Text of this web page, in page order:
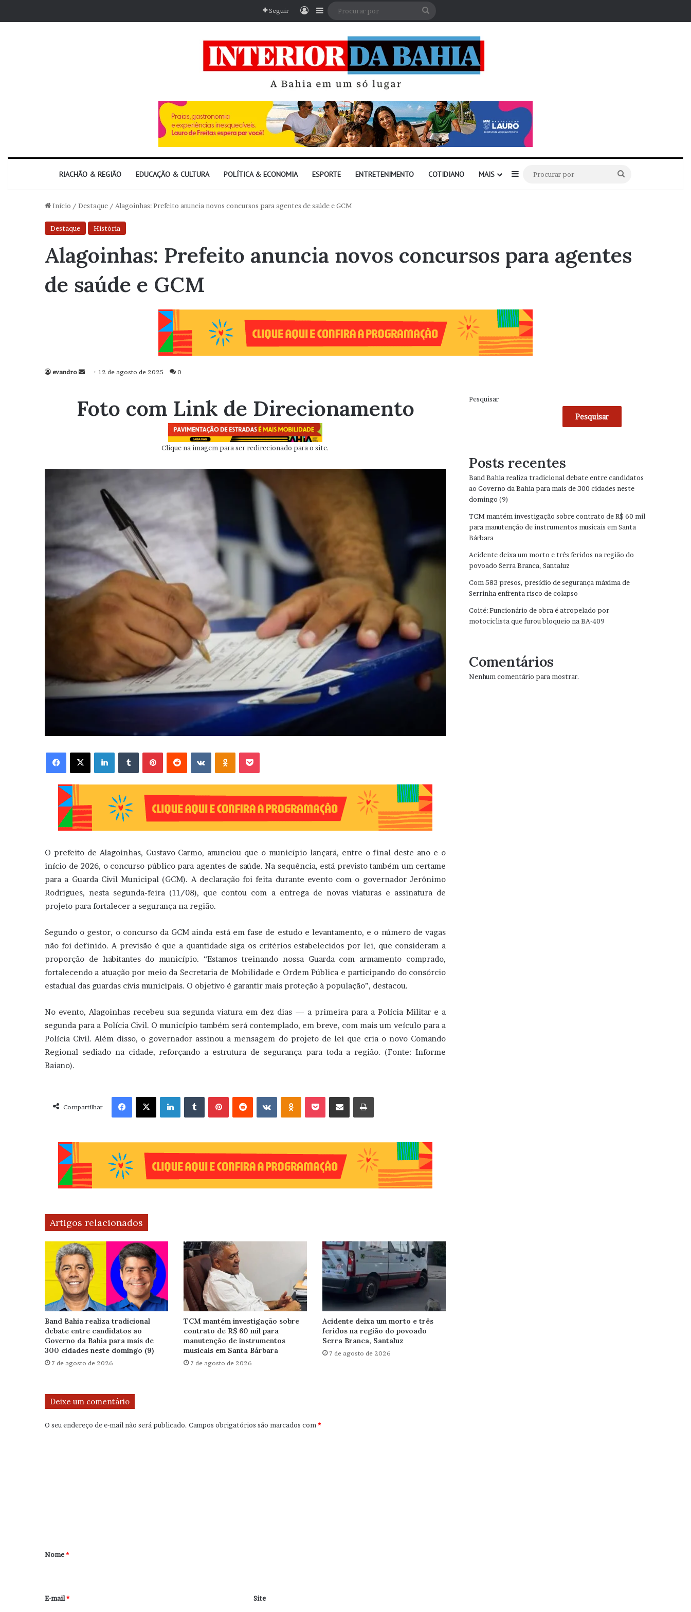
Seguir EntrarBarra Lateral
RIACHÃO & REGIÃO EDUCAÇÃO & CULTURA POLÍTICA & ECONOMIA ESPORTE ENTRETENIMENTO COTIDIANO MAIS Barra Lateral
por
Início / Destaque / Alagoinhas: Prefeito anuncia novos concursos para agentes de saúde e GCM
Destaque História
Alagoinhas: Prefeito anuncia novos concursos para agentes
de saúde e GCM
evandro
Mande
mail
12 de agosto de 2025 0
Foto com Link de Direcionamento
Clique na imagem para ser redirecionado para o site.
Facebook X Linkedin VK OK
O prefeito de Alagoinhas, Gustavo Carmo, anunciou que o município lançará, entre o final deste ano e o
início de 2026, o concurso público para agentes de saúde. Na sequência, está previsto também um certame
para a Guarda Civil Municipal (GCM). A declaração foi feita durante evento com o governador Jerônimo
Rodrigues, nesta segunda-feira (11/08), que contou com a entrega de novas viaturas e assinatura de
projeto para fortalecer a segurança na região.
Segundo o gestor, o concurso da GCM ainda está em fase de estudo e levantamento, e o número de vagas
não foi definido. A previsão é que a quantidade siga os critérios estabelecidos por lei, que consideram a
proporção de habitantes do município. “Estamos treinando nossa Guarda com armamento comprado,
fortalecendo a atuação por meio da Secretaria de Mobilidade e Ordem Pública e participando do consórcio
estadual das guardas civis municipais. O objetivo é garantir mais proteção à população”, destacou.
No evento, Alagoinhas recebeu sua segunda viatura em dez dias — a primeira para a Polícia Militar e a
segunda para a Polícia Civil. O município também será contemplado, em breve, com mais um veículo para a
Polícia Civil. Além disso, o governador assinou a mensagem do projeto de lei que cria o novo Comando
Regional sediado na cidade, reforçando a estrutura de segurança para toda a região. (Fonte: Informe
Baiano).
Compartilhar
Facebook X Linkedin VK OK
Artigos relacionados
Band Bahia realiza tradicional
debate entre candidatos ao
Governo da Bahia para mais de
300 cidades neste domingo (9)
7 de agosto de 2026
TCM mantém investigação sobre
contrato de R$ 60 mil para
manutenção de instrumentos
musicais em Santa Bárbara
7 de agosto de 2026
Acidente deixa um morto e três
feridos na região do povoado
Serra Branca, Santaluz
7 de agosto de 2026
Deixe um comentário
O seu endereço de e-mail não será publicado. Campos obrigatórios são marcados com *
r
*
Nome*
E-mail* Site
Pesquisar
Pesquisar
Posts recentes
Band Bahia realiza tradicional debate entre candidatos
ao Governo da Bahia para mais de 300 cidades neste
domingo (9)
TCM mantém investigação sobre contrato de R$ 60 mil
para manutenção de instrumentos musicais em Santa
Bárbara
Acidente deixa um morto e três feridos na região do
povoado Serra Branca, Santaluz
Com 583 presos, presídio de segurança máxima de
Serrinha enfrenta risco de colapso
Coité: Funcionário de obra é atropelado por
motociclista que furou bloqueio na BA-409
Comentários
Nenhum comentário para mostrar.